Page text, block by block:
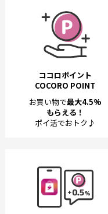
ココロポイント
COCORO POINT
お買い物で最大4.5%
もらえる！
ポイ活でおトク♪